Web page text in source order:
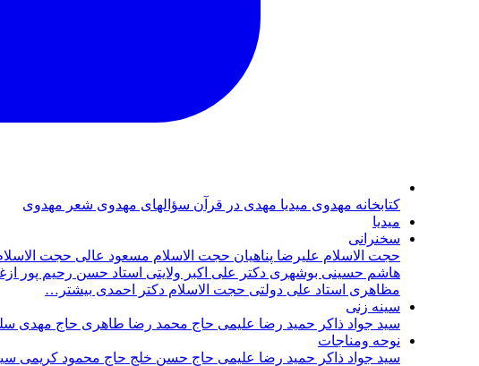
كتابخانه مهدوى ميديا مهدی در قرآن سؤالهای مهدوی شعر مهدوى
ميديا
سخنرانى
حجت الاسلام عليرضا پناهيان حجت الاسلام مسعود عالی حجت
هاشم حسينى بوشهرى دكتر على اكبر ولايتى استاد حسن رحيم پور‌
مظاهری استاد علی دولتی حجت الاسلام دکتر احمدی بیشتر…
سينه زنى
سيد جواد ذاكر حميد رضا عليمى حاج محمد رضا طاهری حاج مهدی
نوحه ومناجات
سيد جواد ذاكر حميد رضا عليمى حاج حسن خلج حاج محمود كريمى